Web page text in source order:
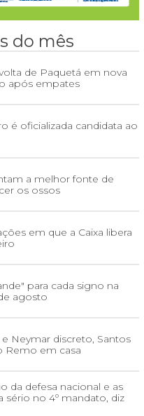
do mês
de Paquetá em nova
após empates
é oficializada candidata ao
a melhor fonte de
os ossos
em que a Caixa libera
para cada signo na
agosto
Neymar discreto, Santos
Remo em casa
da defesa nacional e as
sério no 4º mandato, diz